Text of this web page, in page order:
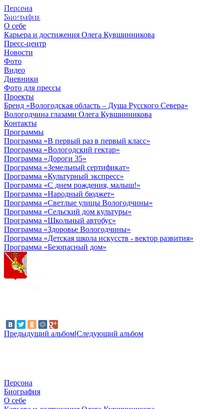
Персона
Биография
О себе
Карьера и достижения Олега Кувшинникова
Пресс-центр
Новости
Фото
Видео
Дневники
Фото для прессы
Проекты
Бренд «Вологодская область – Душа Русского Севера»
Вологодчина глазами Олега Кувшинникова
Контакты
Программы
Программа «В первый раз в первый класс»
Программа «Вологодский гектар»
Программа «Дороги 35»
Программа «Земельный сертификат»
Программа «Культурный экспресс»
Программа «С днем рождения, малыш!»
Программа «Народный бюджет»
Программа «Светлые улицы Вологодчины»
Программа «Сельский дом культуры»
Программа «Школьный автобус»
Программа «Здоровье Вологодчины»
Программа «Детская школа искусств - вектор развития»
Программа «Безопасный дом»
Предыдущий альбом|Следующий альбом
© 2012 - 2023,
КУВШИННИКОВ О.А.
Персона
Биография
О себе